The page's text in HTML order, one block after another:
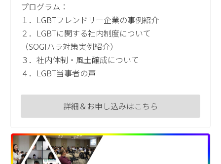
プログラム：
１．LGBTフレンドリー企業の事例紹介
２．LGBTに関する社内制度について
（SOGIハラ対策実例紹介）
３．社内体制・風土醸成について
４．LGBT当事者の声
詳細＆お申し込みはこちら